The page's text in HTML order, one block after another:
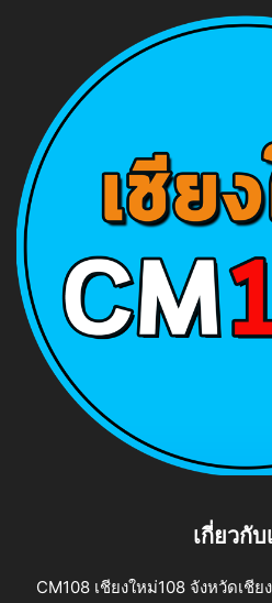
เกี่ยวกับ
CM108 เชียงใหม่108 จังหวัดเชี